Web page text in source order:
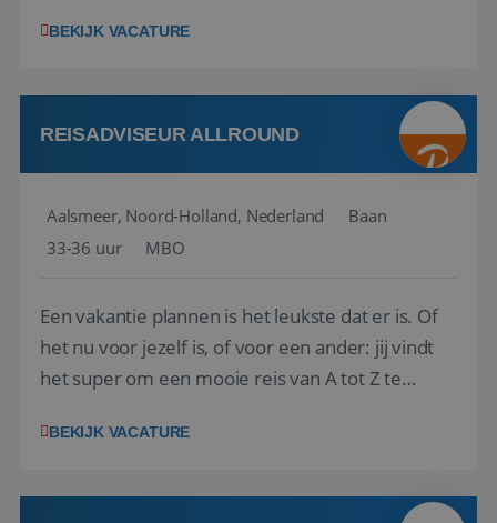
wensen van je team, je klant en wat er in de
klanten te overtuigen om die droomreis te
boeken! ...
BEKIJK VACATURE
REISADVISEUR ALLROUND
Aalsmeer, Noord-Holland, Nederland
Baan
33-36 uur
MBO
Een vakantie plannen is het leukste dat er is. Of
het nu voor jezelf is, of voor een ander: jij vindt
het super om een mooie reis van A tot Z te
vakantiegangers de meest prachtige plekjes op
werken: of het nu gaat om vragen ...
BEKIJK VACATURE